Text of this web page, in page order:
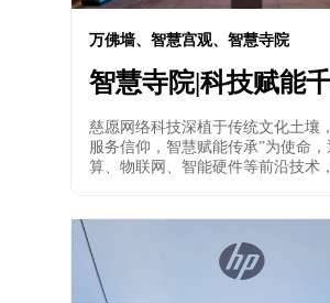
万佛墙、智慧宫观、智慧寺院
智慧寺院|科技赋能
刹，智慧点亮信仰之
慈愿网络科技深植于传统文化土壤
服务信仰，智慧赋能传承”为使命
算、物联网、智能硬件等前沿技术